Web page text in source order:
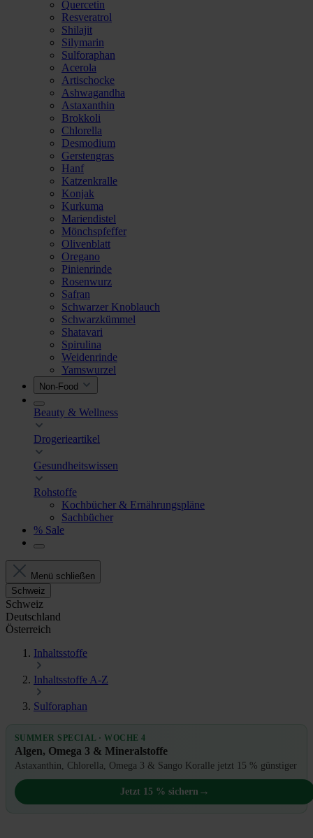
Quercetin
Resveratrol
Shilajit
Silymarin
Sulforaphan
Acerola
Artischocke
Ashwagandha
Astaxanthin
Brokkoli
Chlorella
Desmodium
Gerstengras
Hanf
Katzenkralle
Konjak
Kurkuma
Mariendistel
Mönchspfeffer
Olivenblatt
Oregano
Pinienrinde
Rosenwurz
Safran
Schwarzer Knoblauch
Schwarzkümmel
Shatavari
Spirulina
Weidenrinde
Yamswurzel
Non-Food
Beauty & Wellness
Drogerieartikel
Gesundheitswissen
Rohstoffe
Kochbücher & Ernährungspläne
Sachbücher
% Sale
Menü schließen
Schweiz
Schweiz
Deutschland
Österreich
Inhaltsstoffe
Inhaltsstoffe A-Z
Sulforaphan
SUMMER SPECIAL · WOCHE 4
Algen, Omega 3 & Mineralstoffe
Astaxanthin, Chlorella, Omega 3 & Sango Koralle jetzt 15 % günstiger
Jetzt 15 % sichern →